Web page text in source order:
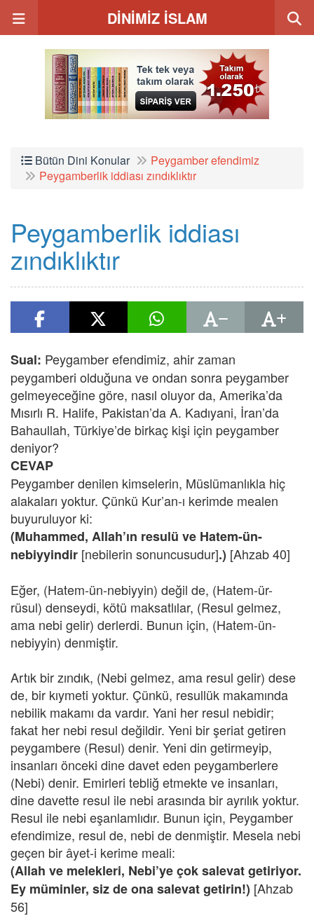
DİNİMİZ İSLAM
Bütün Dini Konular
Peygamber efendimiz
Peygamberlik iddiası zındıklıktır
Peygamberlik iddiası
zındıklıktır
Sual: Peygamber efendimiz, ahir zaman
peygamberi olduğuna ve ondan sonra peygamber
gelmeyeceğine göre, nasıl oluyor da, Amerika’da
Mısırlı R. Halife, Pakistan’da A. Kadıyani, İran’da
Bahaullah, Türkiye’de birkaç kişi için peygamber
deniyor?
CEVAP
Peygamber denilen kimselerin, Müslümanlıkla hiç
alakaları yoktur. Çünkü Kur’an-ı kerimde mealen
buyuruluyor ki:
(Muhammed, Allah’ın resulü ve Hatem-ün-
nebiyyindir [nebilerin sonuncusudur].) [Ahzab 40]
Eğer, (Hatem-ün-nebiyyin) değil de, (Hatem-ür-
rüsul) denseydi, kötü maksatlılar, (Resul gelmez,
ama nebi gelir) derlerdi. Bunun için, (Hatem-ün-
nebiyyin) denmiştir.
Artık bir zındık, (Nebi gelmez, ama resul gelir) dese
de, bir kıymeti yoktur. Çünkü, resullük makamında
nebilik makamı da vardır. Yani her resul nebidir;
fakat her nebi resul değildir. Yeni bir şeriat getiren
peygambere (Resul) denir. Yeni din getirmeyip,
insanları önceki dine davet eden peygamberlere
(Nebi) denir. Emirleri tebliğ etmekte ve insanları,
dine davette resul ile nebi arasında bir ayrılık yoktur.
Resul ile nebi eşanlamlıdır. Bunun için, Peygamber
efendimize, resul de, nebi de denmiştir. Mesela nebi
geçen bir âyet-i kerime meali:
(Allah ve melekleri, Nebi’ye çok salevat getiriyor.
Ey müminler, siz de ona salevat getirin!) [Ahzab
56]